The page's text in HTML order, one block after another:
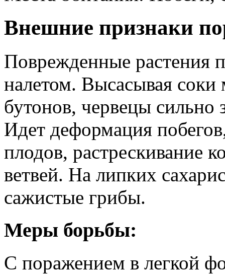
Внешние признаки
Поврежденные растения
налетом. Высасывая соки
бутонов, червецы сильно
Идет деформация
плодов, растрескивание
ветвей. На липких
сажистые грибы.
Меры борьбы:
С поражением в легкой